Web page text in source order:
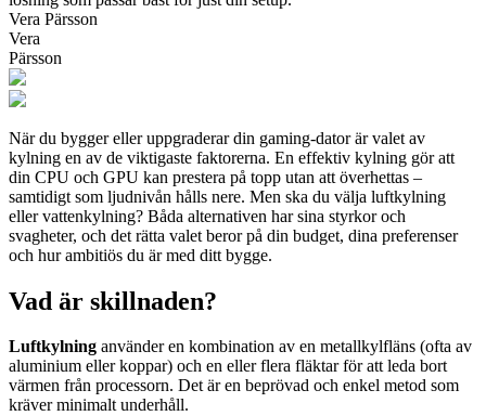
Vera Pärsson
Vera
Pärsson
När du bygger eller uppgraderar din gaming‑dator är valet av
kylning en av de viktigaste faktorerna. En effektiv kylning gör att
din CPU och GPU kan prestera på topp utan att överhettas –
samtidigt som ljudnivån hålls nere. Men ska du välja luftkylning
eller vattenkylning? Båda alternativen har sina styrkor och
svagheter, och det rätta valet beror på din budget, dina preferenser
och hur ambitiös du är med ditt bygge.
Vad är skillnaden?
Luftkylning använder en kombination av en metallkylfläns (ofta av
aluminium eller koppar) och en eller flera fläktar för att leda bort
värmen från processorn. Det är en beprövad och enkel metod som
kräver minimalt underhåll.